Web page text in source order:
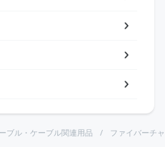
ブル・ケーブル関連用品 ファイバーチ